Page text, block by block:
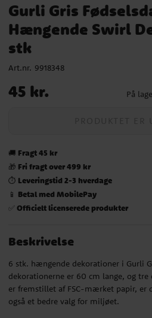
Gurli Gris
Hængende Swirl
stk
Art.nr. 9918348
Pris: 45 kr.
45 kr. På
🚚 Fragt 45 kr
🎁 Fri fragt over 499 kr
⏱️ Leveringstid 2-3 hverdage
📱 Betal med MobilePay
✅ Officielt licenserede produkter
Beskrivelse
6 stk. hængende dekorationer i Gurli
dekorationerne er 60 cm lange, og
er fremstillet af FSC-mærket papir, er
også et bedre valg for miljøet.